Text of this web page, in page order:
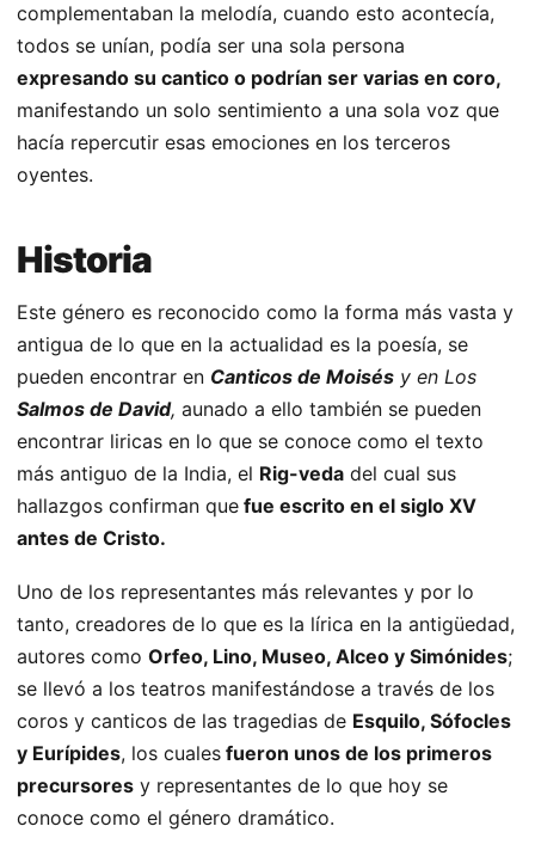
complementaban la melodía, cuando esto acontecía,
todos se unían, podía ser una sola persona
expresando su cantico o podrían ser varias en coro,
manifestando un solo sentimiento a una sola voz que
hacía repercutir esas emociones en los terceros
oyentes.
Historia
Este género es reconocido como la forma más vasta y
antigua de lo que en la actualidad es la poesía, se
pueden encontrar en Canticos de Moisés y en Los
Salmos de David, aunado a ello también se pueden
encontrar liricas en lo que se conoce como el texto
más antiguo de la India, el Rig-veda del cual sus
hallazgos confirman que fue escrito en el siglo XV
antes de Cristo.
Uno de los representantes más relevantes y por lo
tanto, creadores de lo que es la lírica en la antigüedad,
autores como Orfeo, Lino, Museo, Alceo y Simónides;
se llevó a los teatros manifestándose a través de los
coros y canticos de las tragedias de Esquilo, Sófocles
y Eurípides, los cuales fueron unos de los primeros
precursores y representantes de lo que hoy se
conoce como el género dramático.